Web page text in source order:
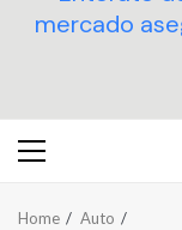
mercado
Primary
Home
Auto